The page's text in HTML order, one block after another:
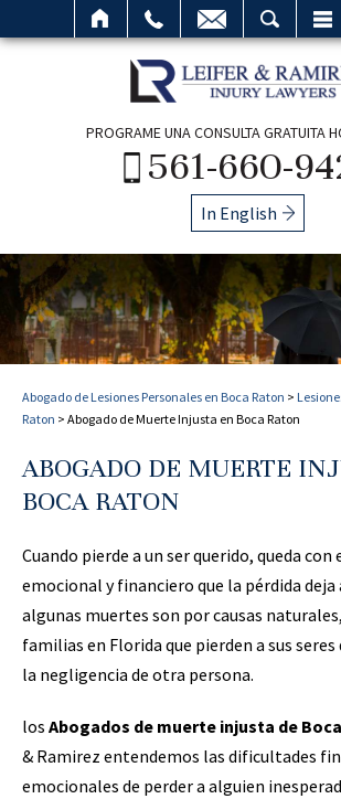
PROGRAME UNA CONSULTA GRATUITA
561-660-
In English
Abogado de Lesiones Personales en Boca Raton >
Raton > Abogado de Muerte Injusta en Boca Raton
ABOGADO DE MUERTE
BOCA RATON
Cuando pierde a un ser querido, queda
emocional y financiero que la pérdida deja
algunas muertes son por causas
familias en Florida que pierden a sus seres
la negligencia de otra persona.
los Abogados de muerte injusta de
& Ramirez entendemos las dificultades
emocionales de perder a alguien